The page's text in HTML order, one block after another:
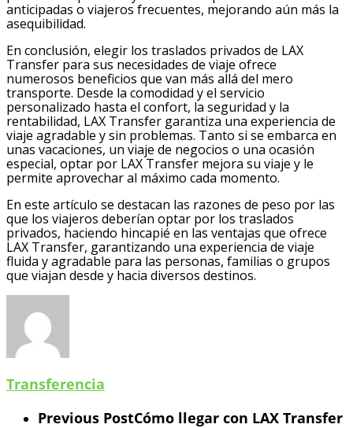
anticipadas o viajeros frecuentes, mejorando aún más la
asequibilidad.
En conclusión, elegir los traslados privados de LAX
Transfer para sus necesidades de viaje ofrece
numerosos beneficios que van más allá del mero
transporte. Desde la comodidad y el servicio
personalizado hasta el confort, la seguridad y la
rentabilidad, LAX Transfer garantiza una experiencia de
viaje agradable y sin problemas. Tanto si se embarca en
unas vacaciones, un viaje de negocios o una ocasión
especial, optar por LAX Transfer mejora su viaje y le
permite aprovechar al máximo cada momento.
En este artículo se destacan las razones de peso por las
que los viajeros deberían optar por los traslados
privados, haciendo hincapié en las ventajas que ofrece
LAX Transfer, garantizando una experiencia de viaje
fluida y agradable para las personas, familias o grupos
que viajan desde y hacia diversos destinos.
Transferencia
Previous PostCómo llegar con LAX Transfer